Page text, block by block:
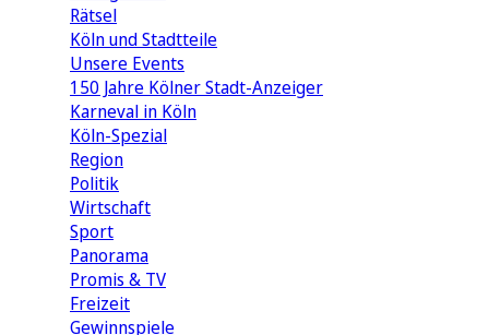
Rätsel
Köln und Stadtteile
Unsere Events
150 Jahre Kölner Stadt-Anzeiger
Karneval in Köln
Köln-Spezial
Region
Politik
Wirtschaft
Sport
Panorama
Promis & TV
Freizeit
Gewinnspiele